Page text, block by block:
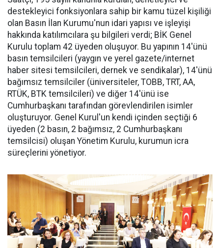
destekleyici fonksiyonlara sahip bir kamu tüzel kişiliği
olan Basın İlan Kurumu'nun idari yapısı ve işleyişi
hakkında katılımcılara şu bilgileri verdi; BİK Genel
Kurulu toplam 42 üyeden oluşuyor. Bu yapının 14'ünü
basın temsilcileri (yaygın ve yerel gazete/internet
haber sitesi temsilcileri, dernek ve sendikalar), 14'ünü
bağımsız temsilciler (üniversiteler, TOBB, TRT, AA,
RTÜK, BTK temsilcileri) ve diğer 14'ünü ise
Cumhurbaşkanı tarafından görevlendirilen isimler
oluşturuyor. Genel Kurul'un kendi içinden seçtiği 6
üyeden (2 basın, 2 bağımsız, 2 Cumhurbaşkanı
temsilcisi) oluşan Yönetim Kurulu, kurumun icra
süreçlerini yönetiyor.